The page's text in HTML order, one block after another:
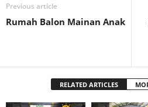
Previous article
Rumah Balon Mainan Anak
RELATED ARTICLES